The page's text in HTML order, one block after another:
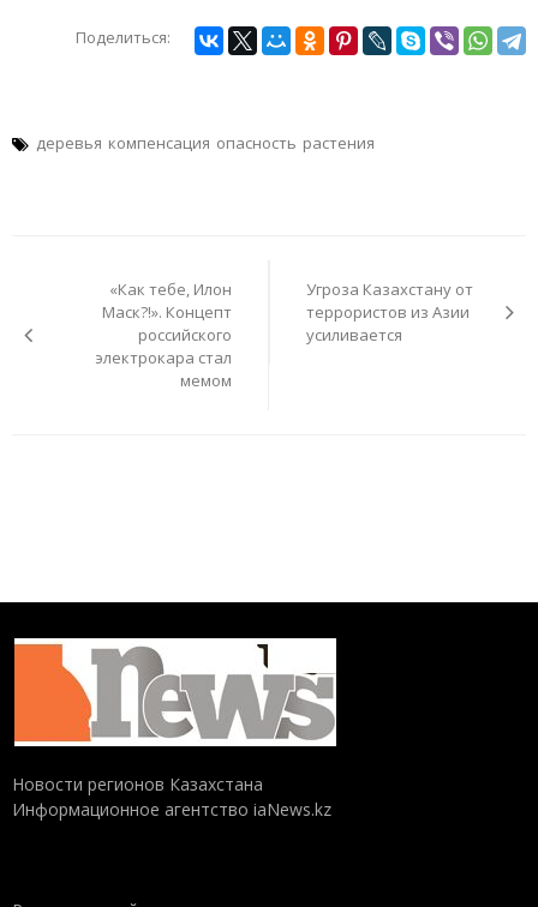
Поделиться:
деревья компенсация опасность растения
«Как тебе, Илон
Маск?!». Концепт
российского
электрокара стал
мемом
Угроза Казахстану от
террористов из Азии
усиливается
Новости регионов Казахстана
Информационное агентство iaNews.kz